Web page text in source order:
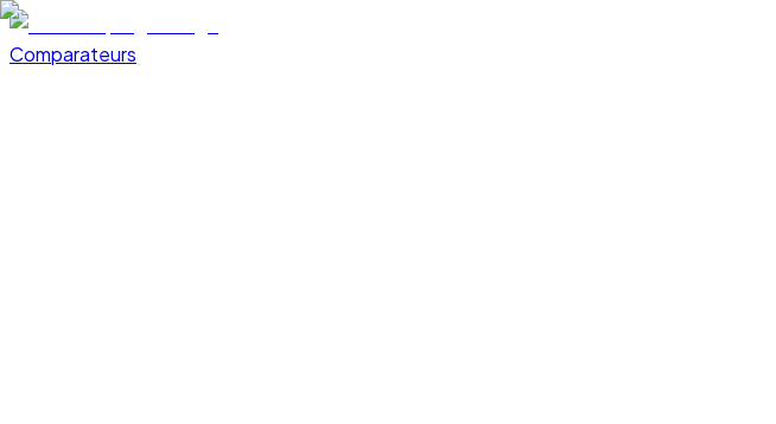
Comparateurs